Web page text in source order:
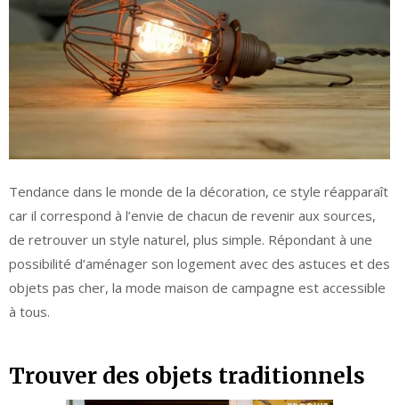
Tendance dans le monde de la décoration, ce style réapparaît
car il correspond à l’envie de chacun de revenir aux sources,
de retrouver un style naturel, plus simple. Répondant à une
possibilité d’aménager son logement avec des astuces et des
objets pas cher, la mode maison de campagne est accessible
à tous.
Trouver des objets traditionnels